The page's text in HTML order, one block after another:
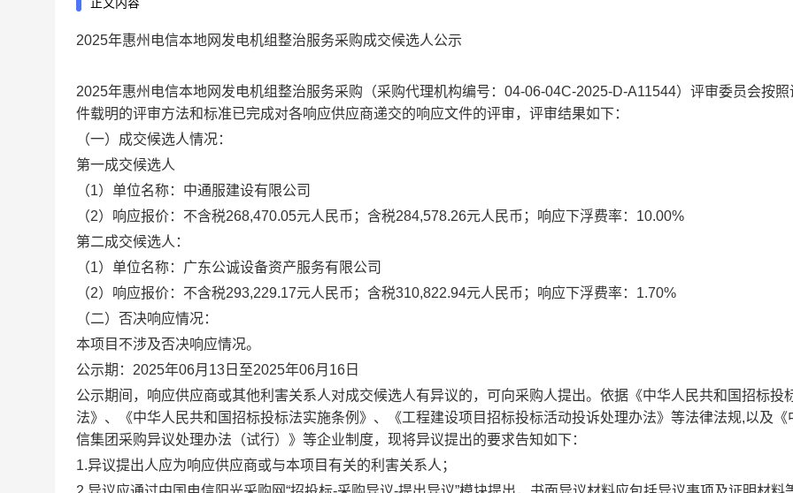
正文内容
2025年惠州电信本地网发电机组整治服务采购成交候选人公示
2025年惠州电信本地网发电机组整治服务采购（采购代理机构编号： 04-06-04C-2025-D-A11544）评审委员会按照
件载明的评审方法和标准已完成对各响应供应商递交的响应文件的评审，评审结果如下：
（一）成交候选人情况：
第一成交候选人
（1）单位名称：中通服建设有限公司
（2）响应报价：不含税268,470.05元人民币；含税284,578.26元人民币；响应下浮费率： 10.00%
第二成交候选人：
（1）单位名称：广东公诚设备资产服务有限公司
（2）响应报价：不含税293,229.17元人民币；含税310,822.94元人民币；响应下浮费率： 1.70%
（二）否决响应情况：
本项目不涉及否决响应情况。
公示期：2025年06月13日至2025年06月16日
公示期间，响应供应商或其他利害关系人对成交候选人有异议的，可向采购人提出。依据《中华人民共和国招标投
法》、《中华人民共和国招标投标法实施条例》、《工程建设项目招标投标活动投诉处理办法》等法律法规,以及《
信集团采购异议处理办法（试行）》等企业制度，现将异议提出的要求告知如下：
1.异议提出人应为响应供应商或与本项目有关的利害关系人；